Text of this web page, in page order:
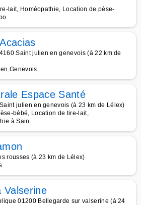
lait, Homéopathie, Location de pèse-
Saint julien en genevois (à 22 km de
Genevois
Espace Santé
julien en genevois (à 23 km de Lélex)
bébé, Location de tire-lait,
à Sain
rousses (à 23 km de Lélex)
Valserine
01200 Bellegarde sur valserine (à 24